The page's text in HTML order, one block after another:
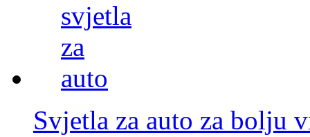
Svjetla za auto za bolju